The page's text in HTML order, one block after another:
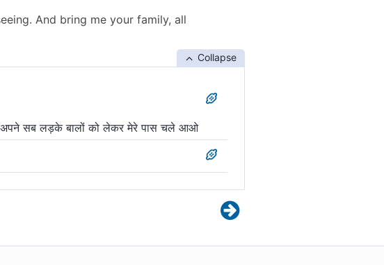
And bring me your family, all
Collapse
अपने सब लड़के बालों को लेकर मेरे पास चले आओ